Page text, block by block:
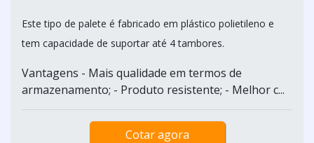
Este tipo de palete é fabricado em plástico polietileno e
tem capacidade de suportar até 4 tambores.
Vantagens - Mais qualidade em termos de
armazenamento; - Produto resistente; - Melhor c...
Cotar agora